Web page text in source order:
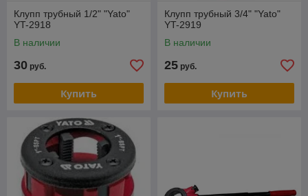
Клупп трубный 1/2" "Yato"
YT-2918
В наличии
30 руб.
Купить
Клупп трубный 3/4" "Yato"
YT-2919
В наличии
25 руб.
Купить